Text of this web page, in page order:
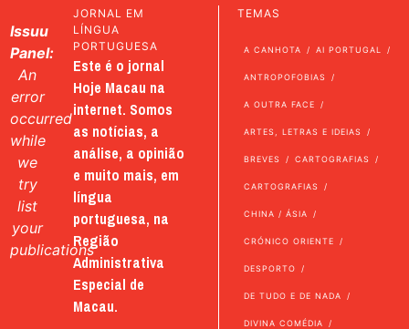
Issuu
Panel:
An
error
occurred
while
we
try
list
your
publications
JORNAL EM
LÍNGUA
PORTUGUESA
Este é o jornal
Hoje Macau na
internet. Somos
as notícias, a
análise, a opinião
e muito mais, em
língua
portuguesa, na
Região
Administrativa
Especial de
Macau.
TEMAS
A CANHOTA AI PORTUGAL
ANTROPOFOBIAS
A OUTRA FACE
ARTES, LETRAS E IDEIAS
BREVES CARTOGRAFIAS
CARTOGRAFIAS
CHINA / ÁSIA
CRÓNICO ORIENTE
DESPORTO
DE TUDO E DE NADA
DIVINA COMÉDIA